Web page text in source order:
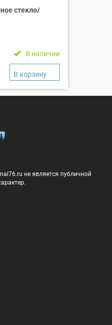
стекло/
В наличии
не является публичной